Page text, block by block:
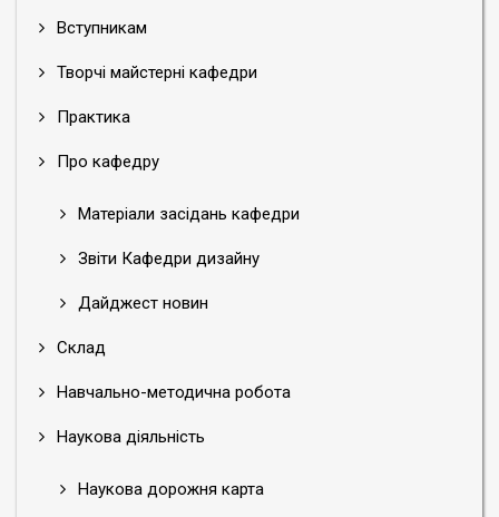
Вступникам
Творчі майстерні кафедри
Практика
Про кафедру
Матеріали засідань кафедри
Звіти Кафедри дизайну
Дайджест новин
Склад
Навчально-методична робота
Наукова діяльність
Наукова дорожня карта